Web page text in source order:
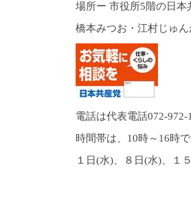
場所ー 市役所5階の日本
橋本みつお・江村じゅん
電話は代表電話072-972-
時間帯は、10時～16時で
１日(水)、８日(水)、１